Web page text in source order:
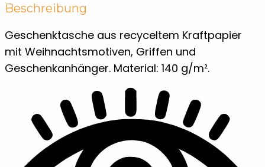
Beschreibung
Geschenktasche aus recyceltem Kraftpapier
mit Weihnachtsmotiven, Griffen und
Geschenkanhänger. Material: 140 g/m².